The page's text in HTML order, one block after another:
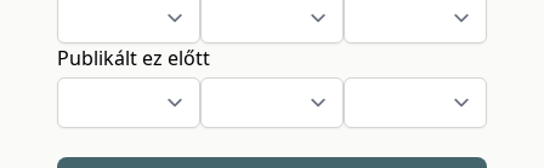
Publikált ez előtt